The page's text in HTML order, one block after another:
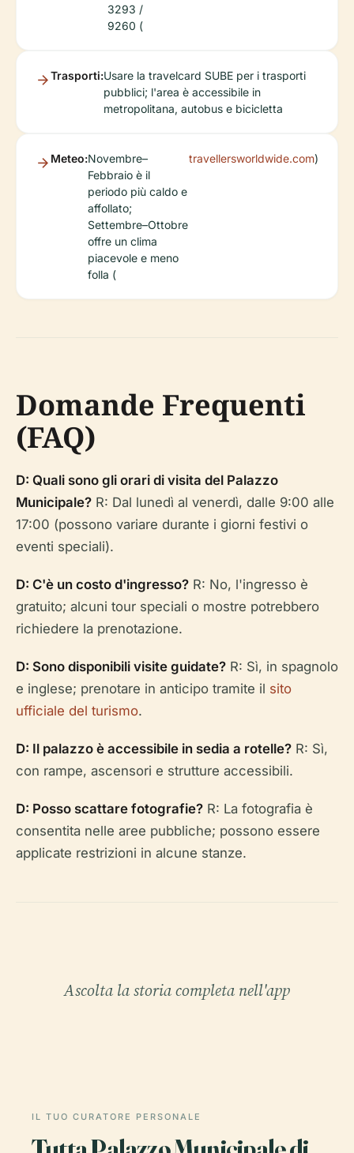
3293 /
9260 (
Trasporti:Usare la travelcard SUBE per i trasporti
pubblici; l'area è accessibile in
metropolitana, autobus e bicicletta
Meteo:Novembre–
Febbraio è il
periodo più caldo e
affollato;
Settembre–Ottobre
offre un clima
piacevole e meno
folla (
travellersworldwide.com)
Domande Frequenti
(FAQ)
D: Quali sono gli orari di visita del Palazzo
Municipale? R: Dal lunedì al venerdì, dalle 9:00 alle
17:00 (possono variare durante i giorni festivi o
eventi speciali).
D: C'è un costo d'ingresso? R: No, l'ingresso è
gratuito; alcuni tour speciali o mostre potrebbero
richiedere la prenotazione.
D: Sono disponibili visite guidate? R: Sì, in spagnolo
e inglese; prenotare in anticipo tramite il sito
ufficiale del turismo.
D: Il palazzo è accessibile in sedia a rotelle? R: Sì,
con rampe, ascensori e strutture accessibili.
D: Posso scattare fotografie? R: La fotografia è
consentita nelle aree pubbliche; possono essere
applicate restrizioni in alcune stanze.
Ascolta la storia completa nell'app
IL TUO CURATORE PERSONALE